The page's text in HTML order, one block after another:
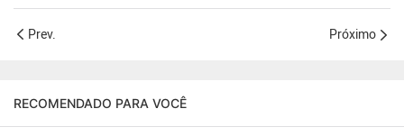
Prev. Próximo
RECOMENDADO PARA VOCÊ